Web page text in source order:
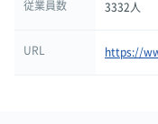
従業員数 3332人
URL https://